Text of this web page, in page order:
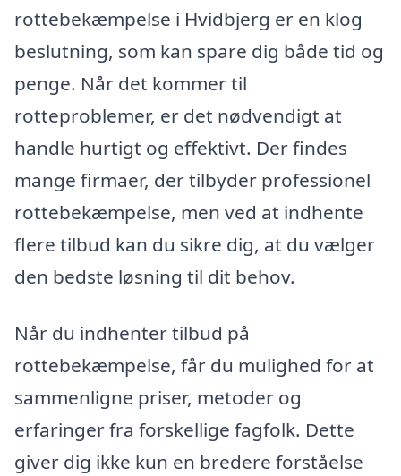
rottebekæmpelse i Hvidbjerg er en klog
beslutning, som kan spare dig både tid og
penge. Når det kommer til
rotteproblemer, er det nødvendigt at
handle hurtigt og effektivt. Der findes
mange firmaer, der tilbyder professionel
rottebekæmpelse, men ved at indhente
flere tilbud kan du sikre dig, at du vælger
den bedste løsning til dit behov.
Når du indhenter tilbud på
rottebekæmpelse, får du mulighed for at
sammenligne priser, metoder og
erfaringer fra forskellige fagfolk. Dette
giver dig ikke kun en bredere forståelse